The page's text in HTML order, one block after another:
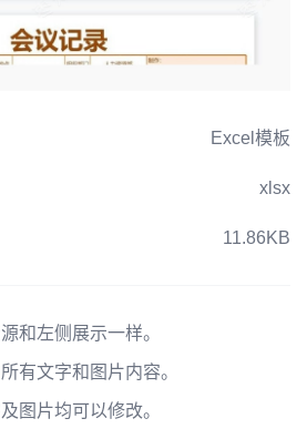
Excel模板
xlsx
11.86KB
和左侧展示一样。
有文字和图片内容。
图片均可以修改。